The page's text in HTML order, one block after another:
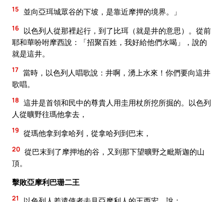
15 並向亞珥城眾谷的下坡，是靠近摩押的境界。」
16 以色列人從那裡起行，到了比珥（就是井的意思）。從前
耶和華吩咐摩西說：「招聚百姓，我好給他們水喝」，說的
就是這井。
17 當時，以色列人唱歌說：井啊，湧上水來！你們要向這井
歌唱。
18 這井是首領和民中的尊貴人用圭用杖所挖所掘的。以色列
人從曠野往瑪他拿去，
19 從瑪他拿到拿哈列，從拿哈列到巴末，
20 從巴末到了摩押地的谷，又到那下望曠野之毗斯迦的山
頂。
擊敗亞摩利巴珊二王
21